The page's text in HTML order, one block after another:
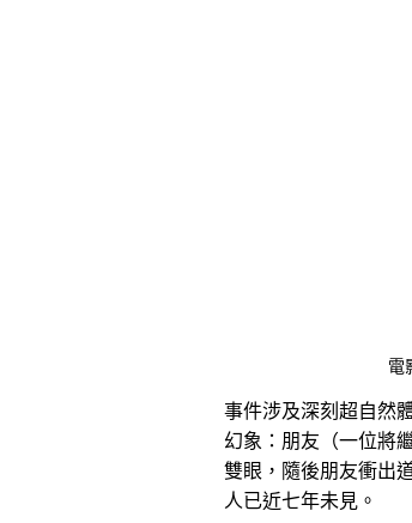
電
事件涉及深刻超自然
幻象：朋友（一位將
雙眼，隨後朋友衝出
人已近七年未見。